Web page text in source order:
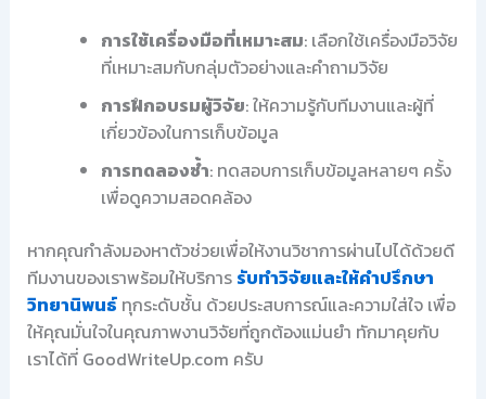
การใช้เครื่องมือที่เหมาะสม: เลือกใช้เครื่องมือวิจัย
ที่เหมาะสมกับกลุ่มตัวอย่างและคำถามวิจัย
การฝึกอบรมผู้วิจัย: ให้ความรู้กับทีมงานและผู้ที่
เกี่ยวข้องในการเก็บข้อมูล
การทดลองซ้ำ: ทดสอบการเก็บข้อมูลหลายๆ ครั้ง
เพื่อดูความสอดคล้อง
หากคุณกำลังมองหาตัวช่วยเพื่อให้งานวิชาการผ่านไปได้ด้วยดี
ทีมงานของเราพร้อมให้บริการ รับทำวิจัยและให้คำปรึกษา
วิทยานิพนธ์ทุกระดับชั้น ด้วยประสบการณ์และความใส่ใจ เพื่อ
ให้คุณมั่นใจในคุณภาพงานวิจัยที่ถูกต้องแม่นยำ ทักมาคุยกับ
เราได้ที่ GoodWriteUp.com ครับ